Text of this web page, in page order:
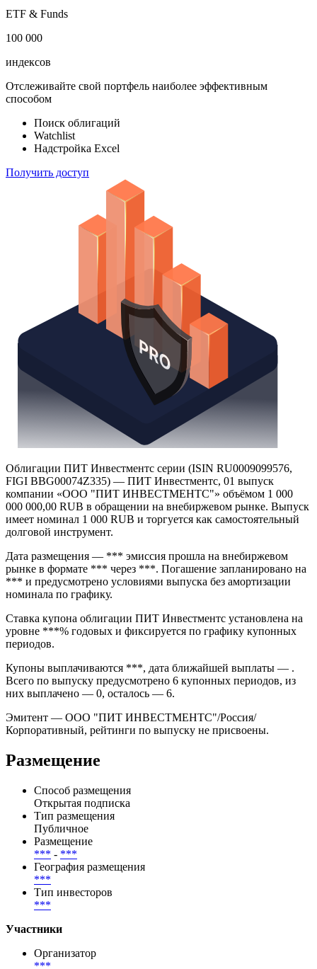
ETF & Funds
100 000
индексов
Отслеживайте свой портфель наиболее эффективным
способом
Поиск облигаций
Watchlist
Надстройка Excel
Получить доступ
Облигации ПИТ Инвестментс серии (ISIN RU0009099576,
FIGI BBG00074Z335) — ПИТ Инвестментс, 01 выпуск
компании «ООО "ПИТ ИНВЕСТМЕНТС"» объёмом 1 000
000 000,00 RUB в обращении на внебиржевом рынке. Выпуск
имеет номинал 1 000 RUB и торгуется как самостоятельный
долговой инструмент.
Дата размещения — *** эмиссия прошла на внебиржевом
рынке в формате *** через ***. Погашение запланировано на
*** и предусмотрено условиями выпуска без амортизации
номинала по графику.
Ставка купона облигации ПИТ Инвестментс установлена на
уровне ***% годовых и фиксируется по графику купонных
периодов.
Купоны выплачиваются ***, дата ближайшей выплаты — .
Всего по выпуску предусмотрено 6 купонных периодов, из
них выплачено — 0, осталось — 6.
Эмитент — ООО "ПИТ ИНВЕСТМЕНТС"/Россия/
Корпоративный, рейтинги по выпуску не присвоены.
Размещение
Способ размещения
Открытая подписка
Тип размещения
Публичное
Размещение
*** - ***
География размещения
***
Тип инвесторов
***
Участники
Организатор
***